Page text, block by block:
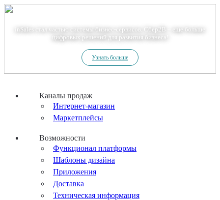
inSales стал частью системы бизнес-сервисов. Сбер2В – еще больше
цифровых решений для развития бизнеса!
Узнать больше
Каналы продаж
Интернет-магазин
Маркетплейсы
Возможности
Функционал платформы
Шаблоны дизайна
Приложения
Доставка
Техническая информация